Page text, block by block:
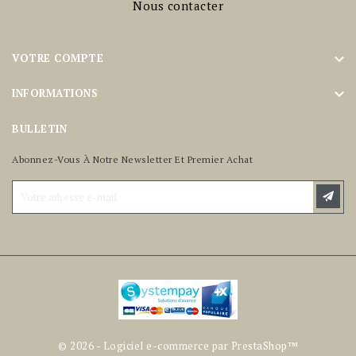
Nous contacter
VOTRE COMPTE 
INFORMATIONS 
BULLETIN
Abonnez-Vous À Notre Newsletter Et Premier Achat
© 2026 - Logiciel e-commerce par PrestaShop™